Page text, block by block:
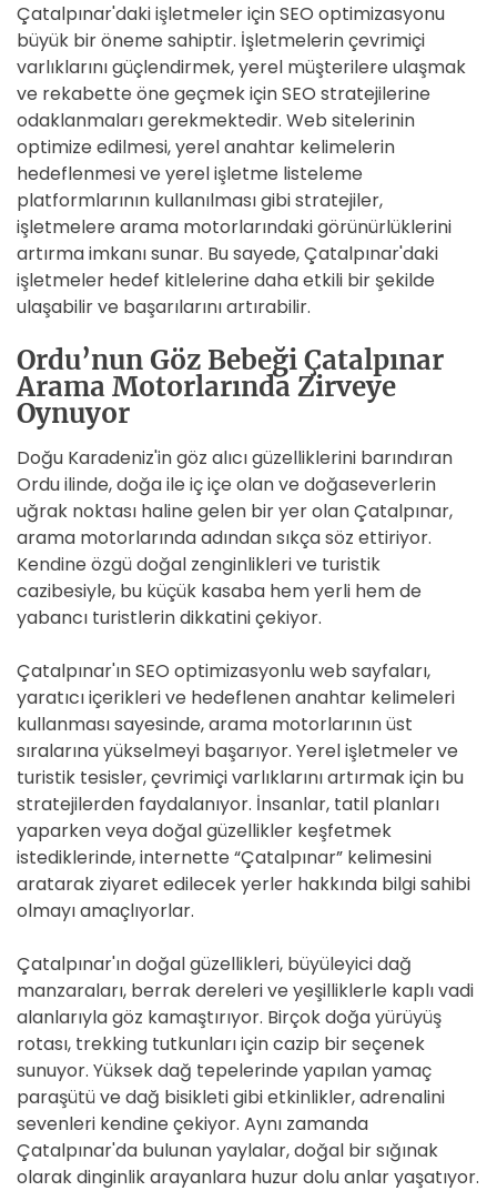
Çatalpınar'daki işletmeler için SEO optimizasyonu
büyük bir öneme sahiptir. İşletmelerin çevrimiçi
varlıklarını güçlendirmek, yerel müşterilere ulaşmak
ve rekabette öne geçmek için SEO stratejilerine
odaklanmaları gerekmektedir. Web sitelerinin
optimize edilmesi, yerel anahtar kelimelerin
hedeflenmesi ve yerel işletme listeleme
platformlarının kullanılması gibi stratejiler,
işletmelere arama motorlarındaki görünürlüklerini
artırma imkanı sunar. Bu sayede, Çatalpınar'daki
işletmeler hedef kitlelerine daha etkili bir şekilde
ulaşabilir ve başarılarını artırabilir.
Ordu’nun Göz Bebeği Çatalpınar
Arama Motorlarında Zirveye
Oynuyor
Doğu Karadeniz'in göz alıcı güzelliklerini barındıran
Ordu ilinde, doğa ile iç içe olan ve doğaseverlerin
uğrak noktası haline gelen bir yer olan Çatalpınar,
arama motorlarında adından sıkça söz ettiriyor.
Kendine özgü doğal zenginlikleri ve turistik
cazibesiyle, bu küçük kasaba hem yerli hem de
yabancı turistlerin dikkatini çekiyor.
Çatalpınar'ın SEO optimizasyonlu web sayfaları,
yaratıcı içerikleri ve hedeflenen anahtar kelimeleri
kullanması sayesinde, arama motorlarının üst
sıralarına yükselmeyi başarıyor. Yerel işletmeler ve
turistik tesisler, çevrimiçi varlıklarını artırmak için bu
stratejilerden faydalanıyor. İnsanlar, tatil planları
yaparken veya doğal güzellikler keşfetmek
istediklerinde, internette “Çatalpınar” kelimesini
aratarak ziyaret edilecek yerler hakkında bilgi sahibi
olmayı amaçlıyorlar.
Çatalpınar'ın doğal güzellikleri, büyüleyici dağ
manzaraları, berrak dereleri ve yeşilliklerle kaplı vadi
alanlarıyla göz kamaştırıyor. Birçok doğa yürüyüş
rotası, trekking tutkunları için cazip bir seçenek
sunuyor. Yüksek dağ tepelerinde yapılan yamaç
paraşütü ve dağ bisikleti gibi etkinlikler, adrenalini
sevenleri kendine çekiyor. Aynı zamanda
Çatalpınar'da bulunan yaylalar, doğal bir sığınak
olarak dinginlik arayanlara huzur dolu anlar yaşatıyor.